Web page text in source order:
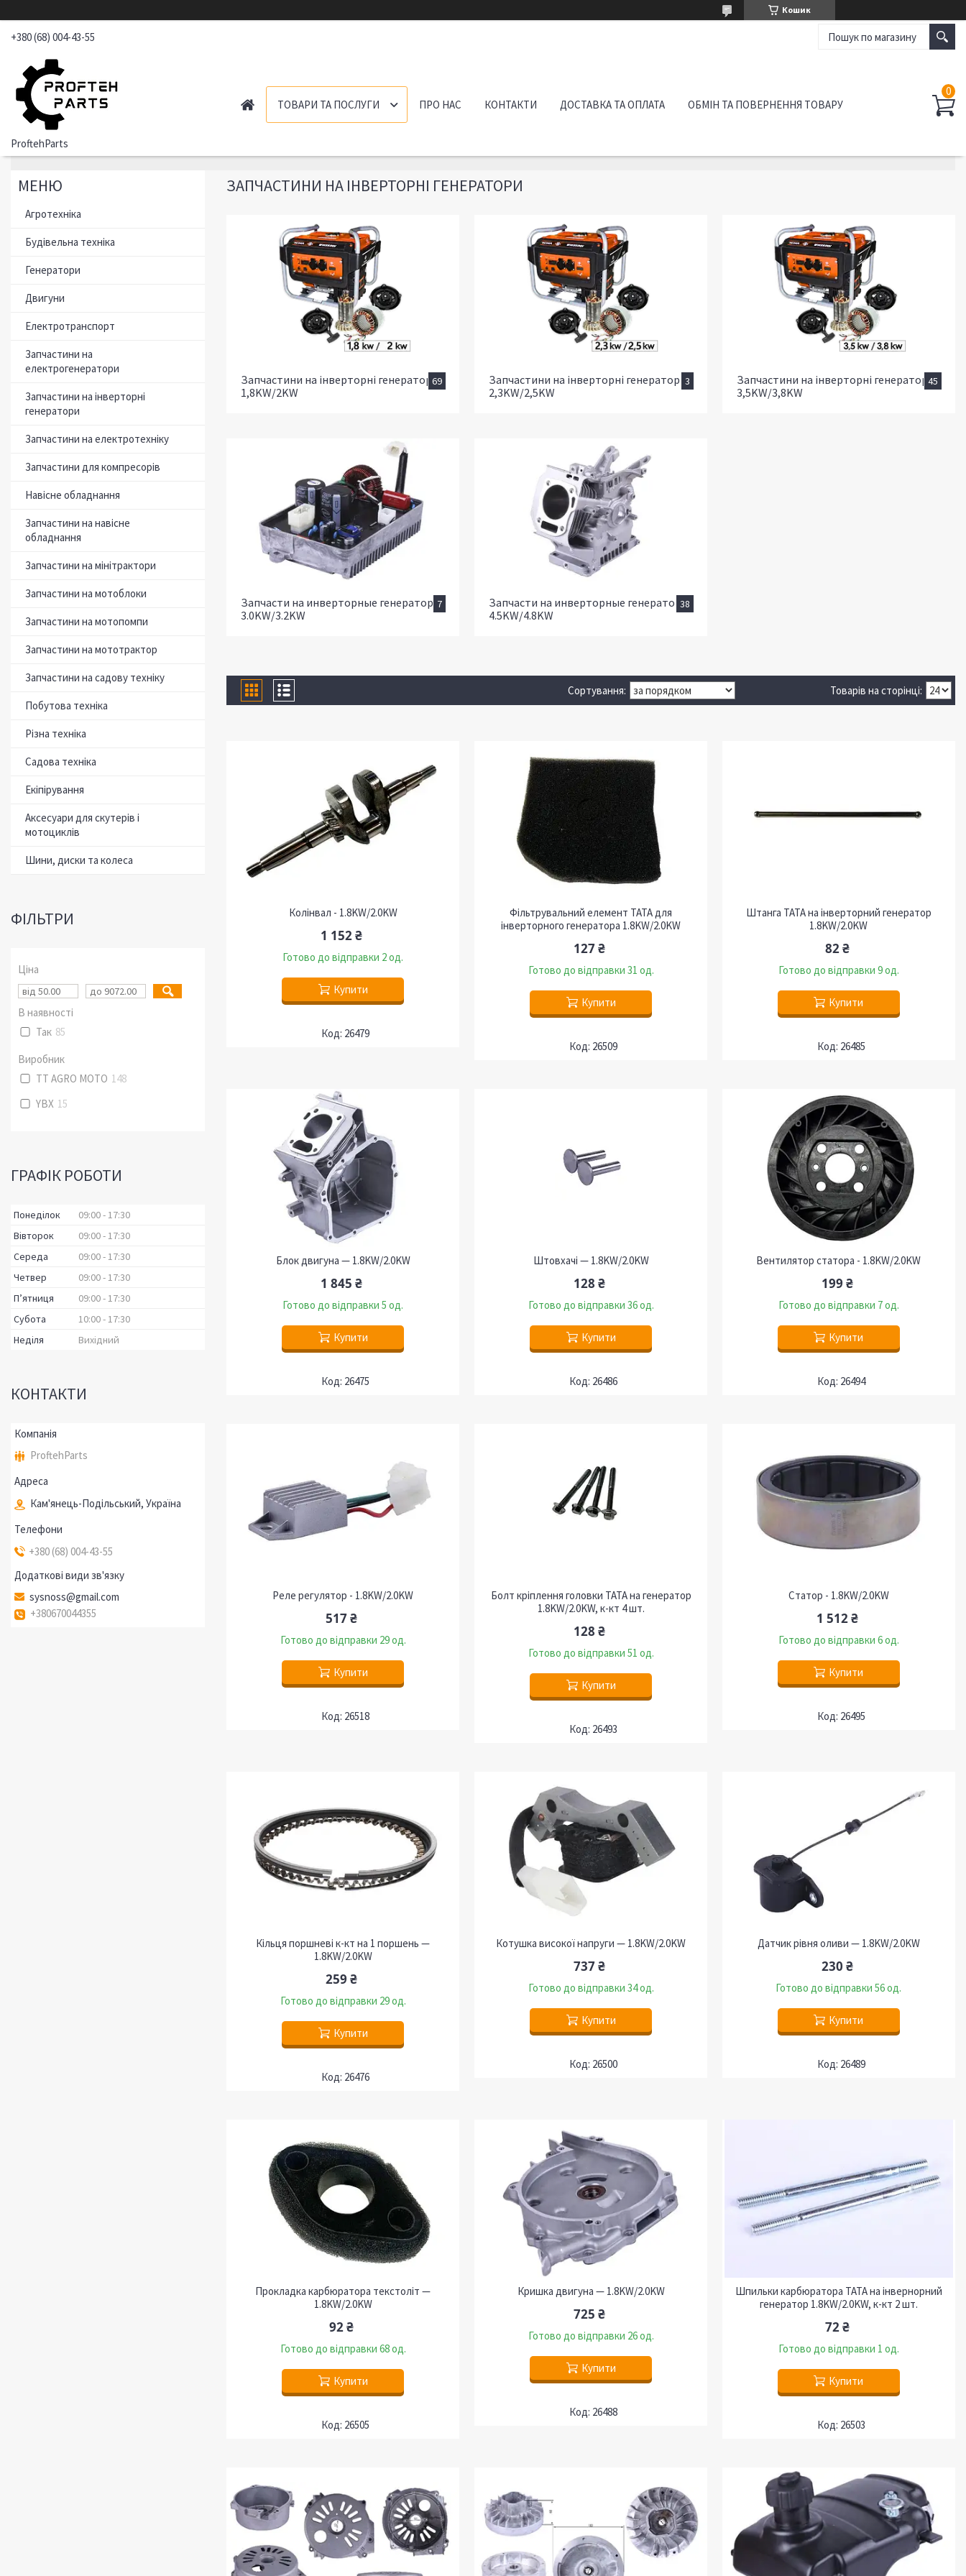
Кошик
+380 (68) 004-43-55
ProftehParts
ТОВАРИ ТА ПОСЛУГИ ПРО НАС КОНТАКТИ ДОСТАВКА ТА ОПЛАТА ОБМІН ТА ПОВЕРНЕННЯ ТОВАРУ
ЗАПЧАСТИНИ НА ІНВЕРТОРНІ ГЕНЕРАТОРИ
Запчастини на інверторні генератори
1,8KW/2KW
69
Запчастини на інверторні генератори
2,3KW/2,5KW
3
Запчастини на інверторні генератори
3,5KW/3,8KW
45
Запчасти на инверторные генераторы
3.0KW/3.2KW
7
Запчасти на инверторные генераторы
4.5KW/4.8KW
38
Колінвал - 1.8KW/2.0KW
1 152 ₴
Готово до відправки 2 од.
Купити
26479
Фільтрувальний елемент ТАТА для
інверторного генератора 1.8KW/2.0KW
127 ₴
Готово до відправки 31 од.
Купити
26509
Штанга ТАТА на інверторний генератор
1.8KW/2.0KW
82 ₴
Готово до відправки 9 од.
Купити
26485
Блок двигуна — 1.8KW/2.0KW
1 845 ₴
Готово до відправки 5 од.
Купити
26475
Штовхачі — 1.8KW/2.0KW
128 ₴
Готово до відправки 36 од.
Купити
26486
Вентилятор статора - 1.8KW/2.0KW
199 ₴
Готово до відправки 7 од.
Купити
26494
Реле регулятор - 1.8KW/2.0KW
517 ₴
Готово до відправки 29 од.
Купити
26518
Болт кріплення головки ТАТА на генератор
1.8KW/2.0KW, к-кт 4 шт.
128 ₴
Готово до відправки 51 од.
Купити
26493
Статор - 1.8KW/2.0KW
1 512 ₴
Готово до відправки 6 од.
Купити
26495
Кільця поршневі к-кт на 1 поршень —
1.8KW/2.0KW
259 ₴
Готово до відправки 29 од.
Купити
26476
Котушка високої напруги — 1.8KW/2.0KW
737 ₴
Готово до відправки 34 од.
Купити
26500
Датчик рівня оливи — 1.8KW/2.0KW
230 ₴
Готово до відправки 56 од.
Купити
26489
Прокладка карбюратора текстоліт —
1.8KW/2.0KW
92 ₴
Готово до відправки 68 од.
Купити
26505
Кришка двигуна — 1.8KW/2.0KW
725 ₴
Готово до відправки 26 од.
Купити
26488
Шпильки карбюратора ТАТА на інвернорний
генератор 1.8KW/2.0KW, к-кт 2 шт.
72 ₴
Готово до відправки 1 од.
Купити
26503
Агротехніка
Будівельна техніка
Генератори
Двигуни
Електротранспорт
Запчастини на
електрогенератори
Запчастини на інверторні
генератори
Запчастини на електротехніку
Запчастини для компресорів
Навісне обладнання
Запчастини на навісне
обладнання
Запчастини на мінітрактори
Запчастини на мотоблоки
Запчастини на мотопомпи
Запчастини на мототрактор
Запчастини на садову техніку
Побутова техніка
Різна техніка
Садова техніка
Екіпірування
Аксесуари для скутерів і
мотоциклів
Шини, диски та колеса
ФІЛЬТРИ
Ціна
В наявності
Так 85
Виробник
TT AGRO MOTO 148
YBX 15
ГРАФІК РОБОТИ
Понеділок 09:00 17:30
Вівторок
09:00 17:30
Середа
09:00 17:30
Четвер
09:00 17:30
Пʼятниця
09:00 17:30
Субота
10:00 17:30
Неділя
Вихідний
КОНТАКТИ
ProftehParts
Кам'янець-Подільський, Україна
+380 (68) 004-43-55
sysnoss@gmail.com
+380670044355